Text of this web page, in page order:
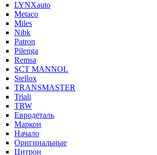
LYNXauto
Metaco
Miles
Nibk
Patron
Pilenga
Remsa
SCT MANNOL
Stellox
TRANSMASTER
Triali
TRW
Евродеталь
Маркон
Начало
Оригинальные
Цитрон